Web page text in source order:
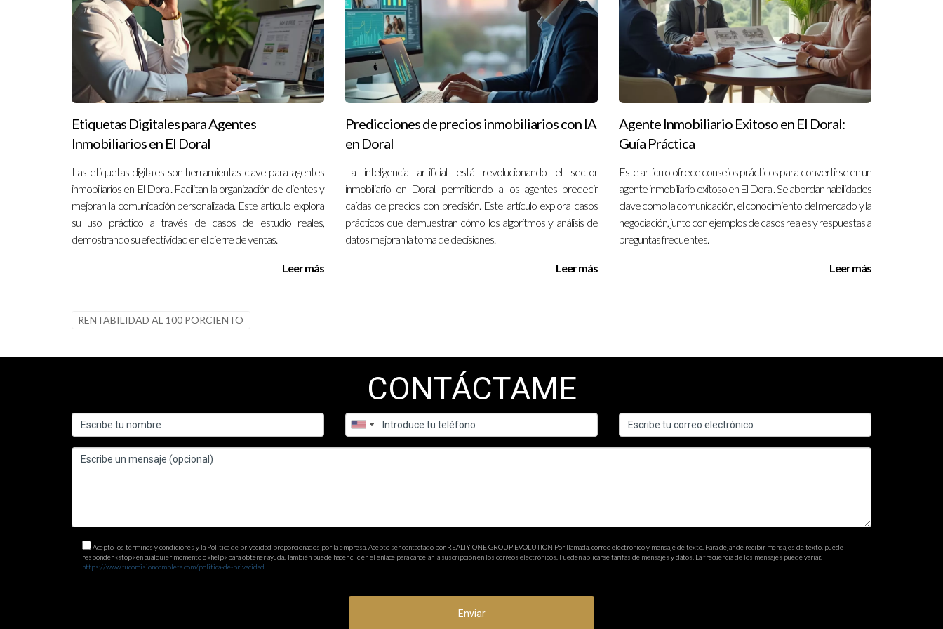
En conclusión, identificar qué broker tiene mejor cultura empresarial es clave para tu desarrollo profesional en el sector inmobiliario. En REALTY ONE GROUP
EVOLUTION nos esforzamos por crear un ambiente colaborativo donde cada agente pueda crecer. Si tienes preguntas o deseas saber más sobre nosotros, no
dudes en ponerte en contacto al +17869785093.
Etiquetas Digitales para Agentes
Inmobiliarios en El Doral
Las etiquetas digitales son herramientas clave para agentes
inmobiliarios en El Doral. Facilitan la organización de clientes y
mejoran la comunicación personalizada. Este artículo explora
su uso práctico a través de casos de estudio reales,
demostrando su efectividad en el cierre de ventas.
Leer más
Predicciones de precios inmobiliarios con IA
en Doral
La inteligencia artificial está revolucionando el sector
inmobiliario en Doral, permitiendo a los agentes predecir
caídas de precios con precisión. Este artículo explora casos
prácticos que demuestran cómo los algoritmos y análisis de
datos mejoran la toma de decisiones.
Leer más
Agente Inmobiliario Exitoso en El Doral:
Guía Práctica
Este artículo ofrece consejos prácticos para convertirse en un
agente inmobiliario exitoso en El Doral. Se abordan habilidades
clave como la comunicación, el conocimiento del mercado y la
negociación, junto con ejemplos de casos reales y respuestas a
preguntas frecuentes.
Leer más
RENTABILIDAD AL 100 PORCIENTO
CONTÁCTAME
Acepto los términos y condiciones y la Política de privacidad proporcionados por la empresa. Acepto ser contactado por REALTY ONE GROUP EVOLUTION Por llamada, correo electrónico y mensaje de texto. Para dejar de recibir mensajes de texto, puede
responder «stop» en cualquier momento o «help» para obtener ayuda. También puede hacer clic en el enlace para cancelar la suscripción en los correos electrónicos. Pueden aplicarse tarifas de mensajes y datos. La frecuencia de los mensajes puede variar.
https://www.tucomisioncompleta.com/politica-de-privacidad
Enviar